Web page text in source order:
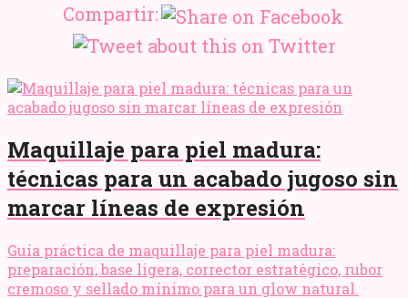
Compartir:
Maquillaje para piel madura:
técnicas para un acabado jugoso sin
marcar líneas de expresión
Guía práctica de maquillaje para piel madura:
preparación, base ligera, corrector estratégico, rubor
cremoso y sellado mínimo para un glow natural.